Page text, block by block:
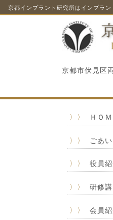
京都インプラント研究所はインプラ
京都市伏見区
〉〉 ＨＯＭ
〉〉 ごあい
〉〉 役員紹
〉〉 研修
〉〉 会員紹